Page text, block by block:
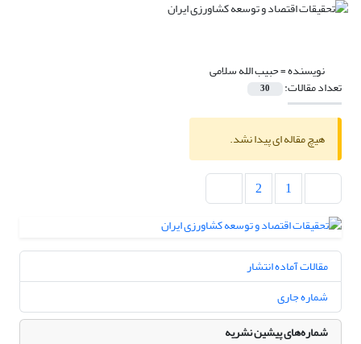
نویسنده =حبیب الله سلامی
تعداد مقالات: 30
هیچ مقاله ای پیدا نشد.
1
2
مقالات آماده انتشار
شماره جاری
شماره‌های پیشین نشریه